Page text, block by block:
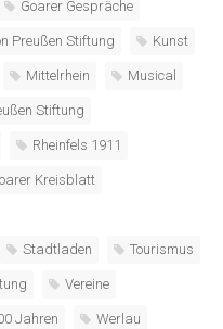
Goarer Gespräche
Preußen Stiftung Kunst
Mittelrhein Musical
Stiftung
Rheinfels 1911
Kreisblatt
Stadtladen Tourismus
Vereine
Jahren Werlau